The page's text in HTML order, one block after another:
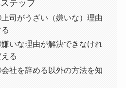
テップ
司がうざい（嫌いな）理由
いな理由が解決できなけれ
る
社を辞める以外の方法を知